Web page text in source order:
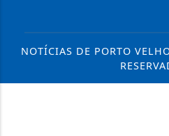
NOTÍCIAS DE PORTO